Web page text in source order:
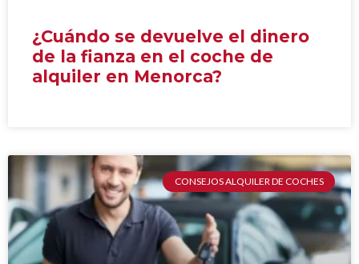
¿Cuándo se devuelve el dinero
de la fianza en el coche de
alquiler en Menorca?
CONSEJOS ALQUILER DE COCHES